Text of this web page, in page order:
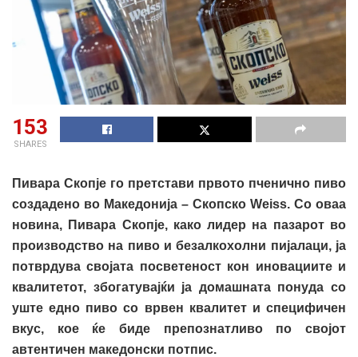
153
SHARES
Пиварa Скопје го претстави првото пченично пиво
создадено во Македонија – Скопско Weiss. Со оваа
новина, Пиварa Скопје, како лидер на пазарот во
производство на пиво и безалкохолни пијалаци, ја
потврдува својата посветеност кон иновациите и
квалитетот, збогатувајќи ја домашната понуда со
уште едно пиво со врвен квалитет и специфичен
вкус, кое ќе биде препознатливо по својот
автентичен македонски потпис.